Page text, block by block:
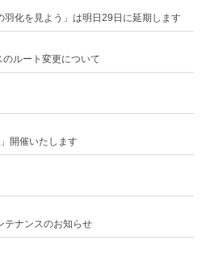
化を見よう」は明日29日に延期します
ルート変更について
開催いたします
ナンスのお知らせ